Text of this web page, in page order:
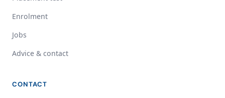
Enrolment
Jobs
Advice & contact
CONTACT